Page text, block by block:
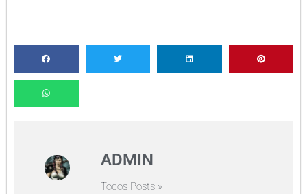
ADMIN
Todos Posts »